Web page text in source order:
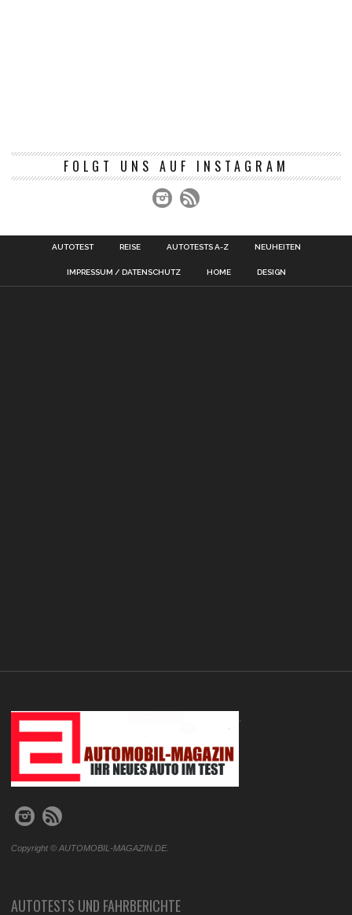
FOLGT UNS AUF INSTAGRAM
AUTOTEST REISE AUTOTESTS A-Z NEUHEITEN
IMPRESSUM / DATENSCHUTZ HOME DESIGN
Copyright © AUTOMOBIL-MAGAZIN.DE.
AUTOTESTS UND FAHRBERICHTE